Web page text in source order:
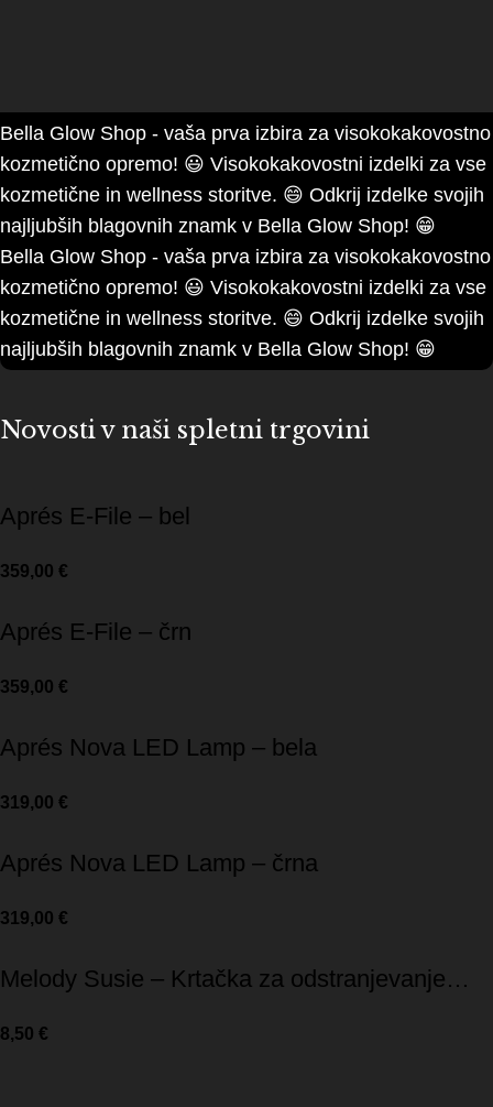
Bella Glow Shop - vaša prva izbira za visokokakovostno
kozmetično opremo! 😃 Visokokakovostni izdelki za vse
kozmetične in wellness storitve. 😄 Odkrij izdelke svojih
najljubših blagovnih znamk v Bella Glow Shop! 😁
Bella Glow Shop - vaša prva izbira za visokokakovostno
kozmetično opremo! 😃 Visokokakovostni izdelki za vse
kozmetične in wellness storitve. 😄 Odkrij izdelke svojih
najljubših blagovnih znamk v Bella Glow Shop! 😁
Novosti v naši spletni trgovini
Aprés E-File – bel
359,00 €
Aprés E-File – črn
359,00 €
Aprés Nova LED Lamp – bela
319,00 €
Aprés Nova LED Lamp – črna
319,00 €
Melody Susie – Krtačka za odstranjevanje
8,50 €